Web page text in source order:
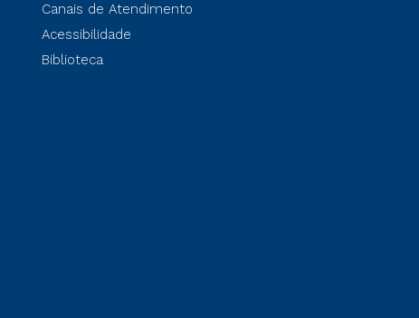
Canais de Atendimento
Acessibilidade
Biblioteca